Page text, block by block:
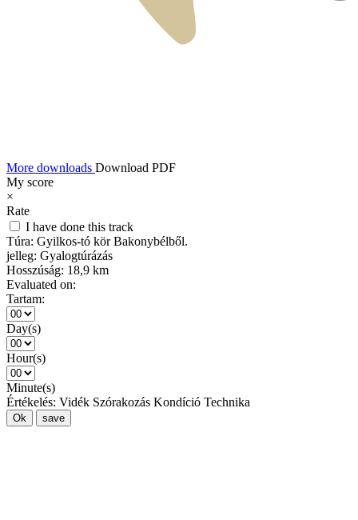
More downloads Download PDF
My score
×
Rate
I have done this track
Túra: Gyilkos-tó kör Bakonybélből.
jelleg: Gyalogtúrázás
Hosszúság: 18,9 km
Evaluated on:
Tartam:
Day(s)
Hour(s)
Minute(s)
Értékelés: Vidék Szórakozás Kondíció Technika
Ok save